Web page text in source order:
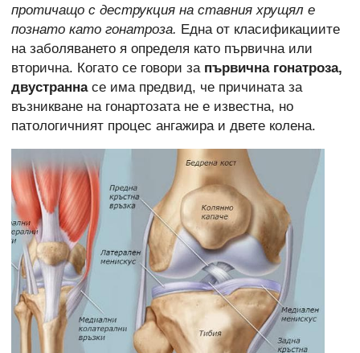
протичащо с деструкция на ставния хрущял е
познато като гонатроза. Една от класификациите
на заболяването я определя като първична или
вторична. Когато се говори за първична гонатроза,
двустраннасе има предвид, че причината за
възникване на гонартозата не е известна, но
патологичният процес ангажира и двете колена.